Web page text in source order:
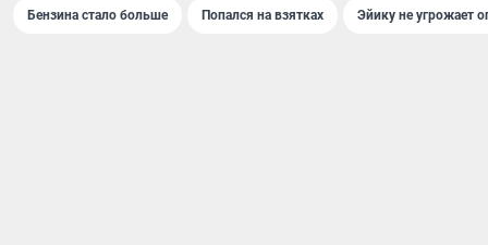
Бензина стало больше Попался на взятках Эйику не угрожает